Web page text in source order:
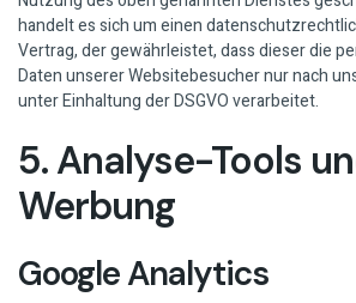
handelt es sich um einen
Vertrag, der gewährleistet, dass dieser die
Daten unserer Websitebesucher nur nach
unter Einhaltung der DSGVO verarbeitet.
5. Analyse-Tools
Werbung
Google Analytics